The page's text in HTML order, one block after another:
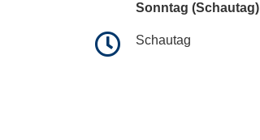
Sonntag (Schautag)
Schautag